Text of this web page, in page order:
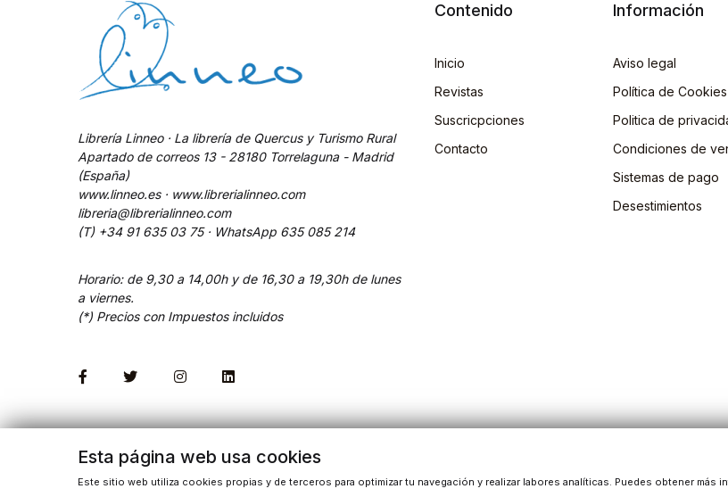
Librería Linneo · La librería de Quercus y Turismo Rural
Apartado de correos 13 - 28180 Torrelaguna - Madrid
(España)
www.linneo.es · www.librerialinneo.com
libreria@librerialinneo.com
(T) +34 91 635 03 75 · WhatsApp 635 085 214
Horario: de 9,30 a 14,00h y de 16,30 a 19,30h de lunes
a viernes.
(*) Precios con Impuestos incluidos
Contenido
Inicio
Revistas
Suscricpciones
Contacto
Información
Aviso legal
Política de Cookies
Politica de
Condiciones de
Sistemas de pago
Desestimientos
Esta página web usa cookies
Este sitio web utiliza cookies propias y de terceros para optimizar tu navegación y realizar labores analíticas. Puedes obtener